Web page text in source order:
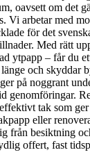
oavsett om det
Vi arbetar med
för det
Med rätt
ytpapp – får du
och skyddar
på noggrant
genomföringar.
tak som ger
eller
från besiktning
offert, fast